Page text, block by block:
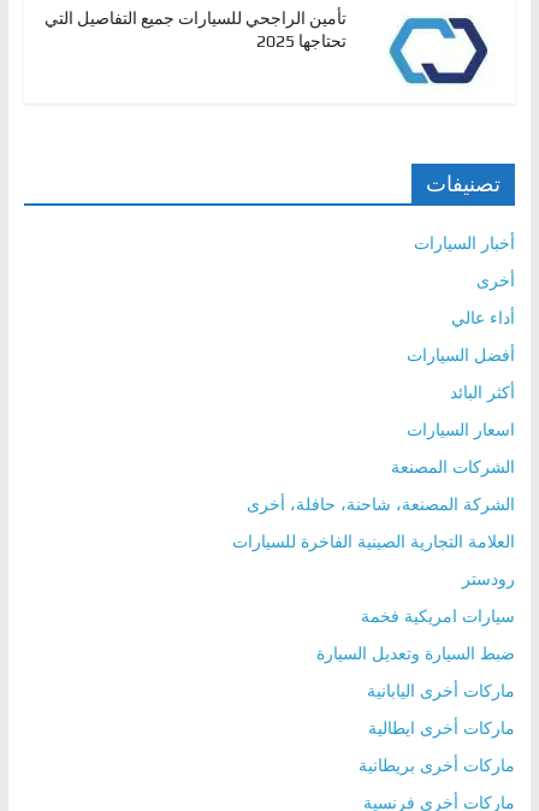
تأمين الراجحي للسيارات جميع التفاصيل التي
تحتاجها 2025
تصنيفات
أخبار السيارات
أخرى
أداء عالي
أفضل السيارات
أكثر البائد
اسعار السيارات
الشركات المصنعة
الشركة المصنعة، شاحنة، حافلة، أخرى
العلامة التجارية الصينية الفاخرة للسيارات
رودستر
سيارات امريكية فخمة
ضبط السيارة وتعديل السيارة
ماركات أخرى اليابانية
ماركات أخرى ايطالية
ماركات أخرى بريطانية
ماركات أخرى فرنسية